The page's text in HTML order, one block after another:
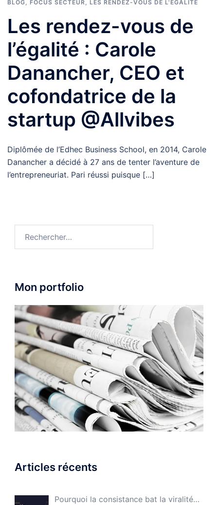
BLOG, FOCUS SECTEUR, LES RENDEZ-VOUS DE L'ÉGALITÉ
Les rendez-vous de
l’égalité : Carole
Danancher, CEO et
cofondatrice de la
startup @Allvibes
Diplômée de l’Edhec Business School, en 2014, Carole
Danancher a décidé à 27 ans de tenter l’aventure de
l’entrepreneuriat. Pari réussi puisque […]
Mon portfolio
Articles récents
Pourquoi la consistance bat la viralité…